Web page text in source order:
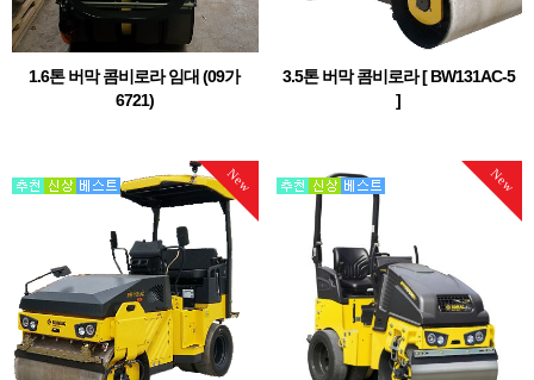
1.6톤 버막 콤비로라 임대 (09가
6721)
3.5톤 버막 콤비로라 [ BW131AC-5
]
New New